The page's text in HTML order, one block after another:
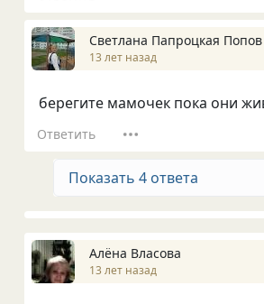
Светлана Папроцкая Попов
13 лет назад
берегите мамочек пока они
Ответить
Показать 4 ответа
Алёна Власова
13 лет назад